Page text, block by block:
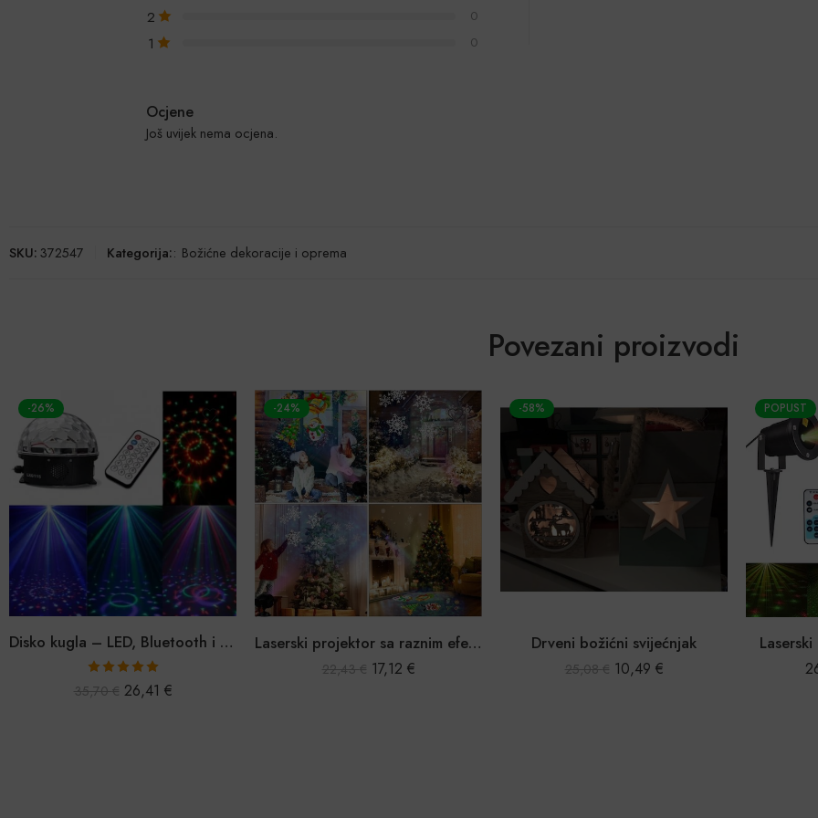
2
0
1 0
Ocjene
Još uvijek nema ocjena.
SKU:372547 Kategorija:: Božićne dekoracije i oprema
Povezani proizvodi
-26%
Disko kugla – LED, Bluetooth i MP3
Ocijenjeno
5.00 od 5
35,70€ 26,41 €
-24%
Laserski projektor sa raznim efektima
22,43€ 17,12 €
-58%
Drveni božićni svijećnjak
25,08€ 10,49 €
POPUST